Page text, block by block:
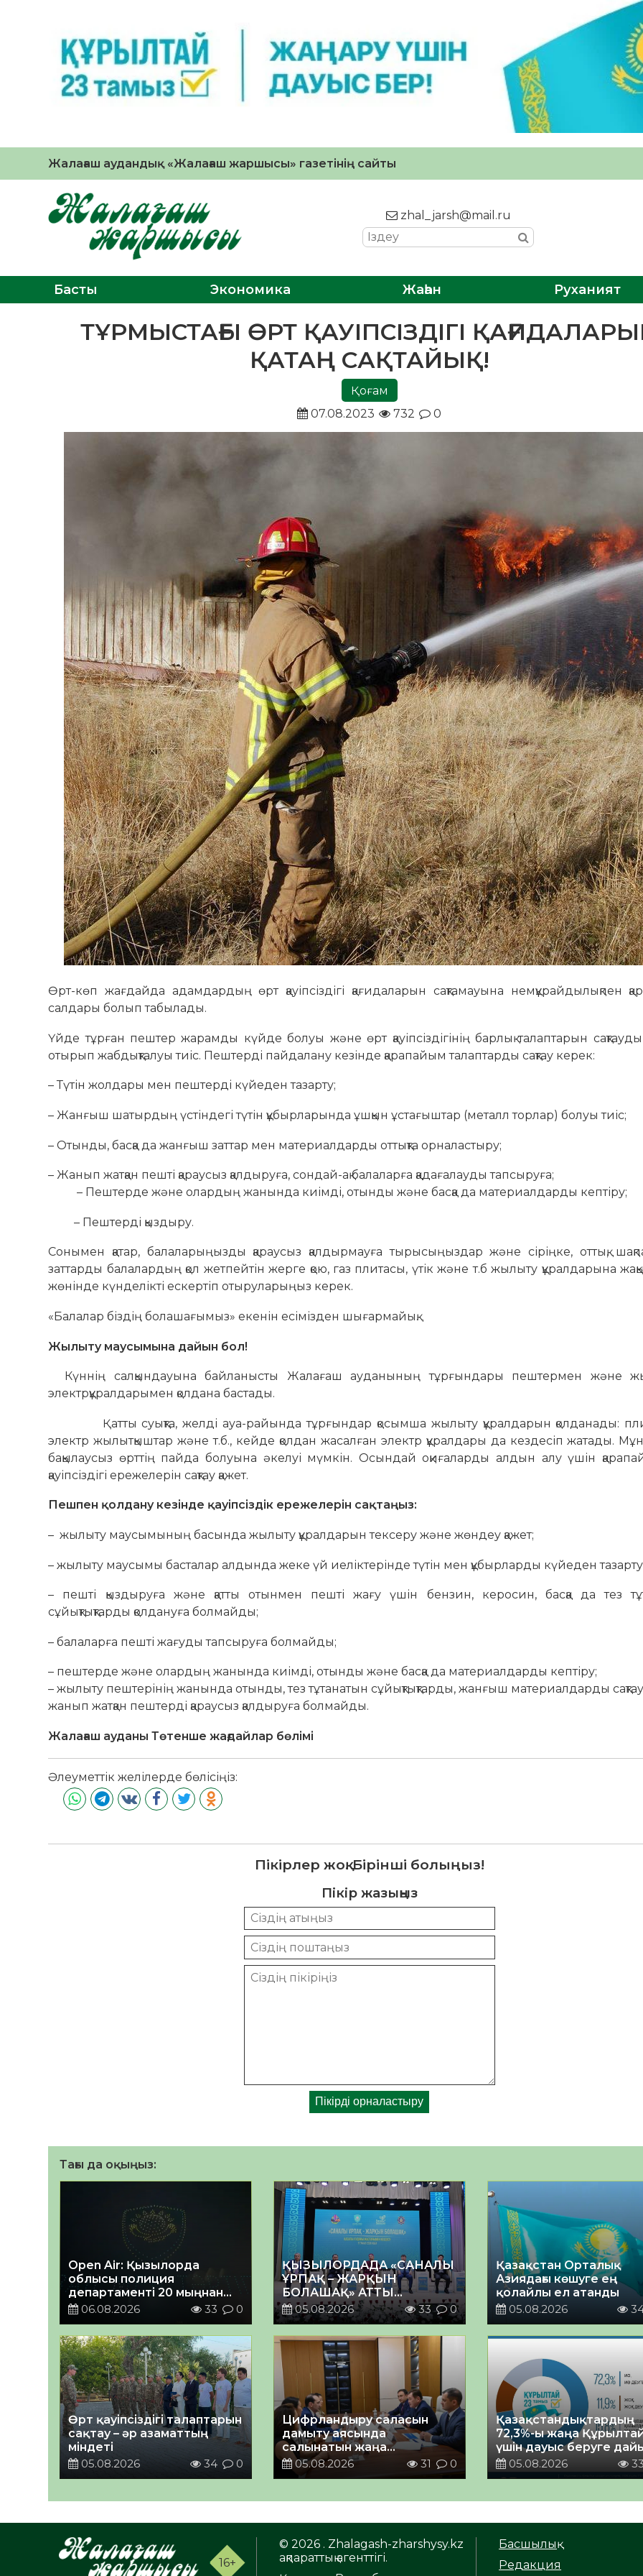
Жалағаш аудандық «Жалағаш жаршысы» газетінің сайты
zhal_jarsh@mail.ru
Басты Экономика Жаһан Руханият
ТҰРМЫСТАҒЫ ӨРТ ҚАУІПСІЗДІГІ
ҚАТАҢ САҚТАЙЫҚ!
Қоғам
07.08.2023
732 0
Өрт-көп жағдайда адамдардың өрт қауіпсіздігі қағидаларын сақтамауына немқұрайдылықпен
салдары болып табылады.
Үйде тұрған пештер жарамды күйде болуы және өрт қауіпсіздігінің барлық талаптарын
отырып жабдықталуы тиіс. Пештерді пайдалану кезінде қарапайым талаптарды сақтау керек:
– Түтін жолдары мен пештерді күйеден тазарту;
– Жанғыш шатырдың үстіндегі түтін құбырларында ұшқын ұстағыштар (металл торлар) болуы тиіс;
– Отынды, басқа да жанғыш заттар мен материалдарды оттықта орналастыру;
– Жанып жатқан пешті қараусыз қалдыруға, сондай-ақ балаларға қадағалауды тапсыруға;
– Пештерде және олардың жанында киімді, отынды және басқа да материалдарды кептіру;
– Пештерді қыздыру.
Сонымен қатар, балаларыңызды қараусыз қалдырмауға тырысыңыздар және сіріңке, оттық,
заттарды балалардың қол жетпейтін жерге қою, газ плитасы, үтік және т.б жылыту құралдарына
жөнінде күнделікті ескертіп отыруларыңыз керек.
«Балалар біздің болашағымыз» екенін есімізден шығармайық.
Жылыту маусымына дайын бол!
Күннің салқындауына байланысты Жалағаш ауданының тұрғындары пештермен және
электрқұралдарымен қолдана бастады.
Қатты суықта, желді ауа-райында тұрғындар қосымша жылыту құралдарын қолданады:
электр жылытқыштар және т.б., кейде қолдан жасалған электр құралдары да кездесіп жатады.
бақылаусыз өрттің пайда болуына әкелуі мүмкін. Осындай оқиғаларды алдын алу үшін
қауіпсіздігі ережелерін сақтау қажет.
Пешпен қолдану кезінде қауіпсіздік ережелерін сақтаңыз:
– жылыту маусымының басында жылыту құралдарын тексеру және жөндеу қажет;
– жылыту маусымы басталар алдында жеке үй иеліктерінде түтін мен құбырларды күйеден тазарту
– пешті қыздыруға және қатты отынмен пешті жағу үшін бензин, керосин, басқа да тез
сұйықтықтарды қолдануға болмайды;
– балаларға пешті жағуды тапсыруға болмайды;
– пештерде және олардың жанында киімді, отынды және басқа да материалдарды кептіру;
– жылыту пештерінің жанында отынды, тез тұтанатын сұйықтықтарды, жанғыш материалдарды
жанып жатқан пештерді қараусыз қалдыруға болмайды.
Жалағаш ауданы Төтенше жағдайлар бөлімі
Әлеуметтік желілерде бөлісіңіз:
Пікірлер жоқ. Бірінші болыңыз!
Пікір жазыңыз
Тағы да оқыңыз:
Open Air: Қызылорда
облысы полиция
департаменті 20 мыңнан
астам көрерменнің
етті
06.08.2026 33 0
ҚЫЗЫЛОРДАДА «САНАЛЫ
ҰРПАҚ – ЖАРҚЫН
БОЛАШАҚ» АТТЫ
КЕҢЕЙТІЛГЕН МӘЖІЛІС
ӨТТІ
05.08.2026 33 0
Қазақстан Орталық
Азиядағы көшуге ең
қолайлы ел атанды
05.08.2026
Өрт қауіпсіздігі талаптарын
сақтау – әр азаматтың
міндеті
05.08.2026
34 0
Цифрландыру саласын
дамыту аясында
салынатын жаңа
орталықтың жобасы
талқыланды
05.08.2026 31 0
Қазақстандықтардың
72,3%-ы жаңа
үшін дауыс беруге
05.08.2026
33
16+
© 2026 . Zhalagash-zharshysy.kz
ақпараттық агенттігі.
Басшылық
Редакция